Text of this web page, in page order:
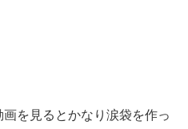
を見るとかなり涙袋を作っ